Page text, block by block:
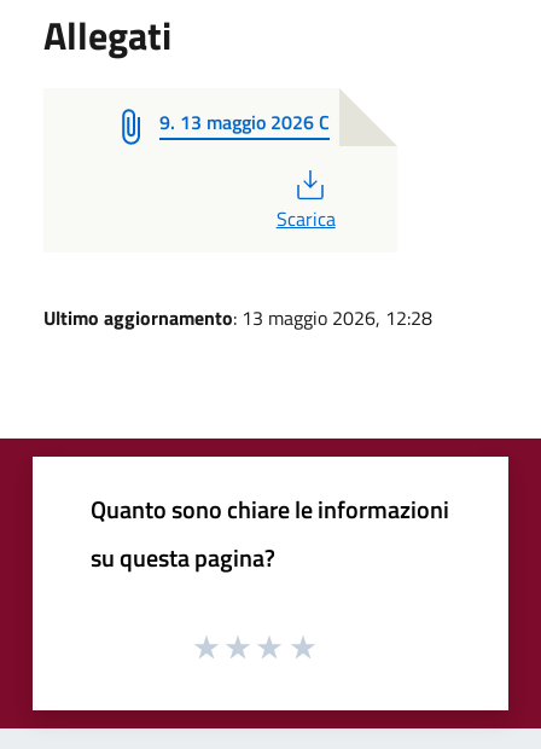
Allegati
9. 13 maggio 2026 C
Scarica
Ultimo aggiornamento: 13 maggio 2026, 12:28
Quanto sono chiare le informazioni
su questa pagina?